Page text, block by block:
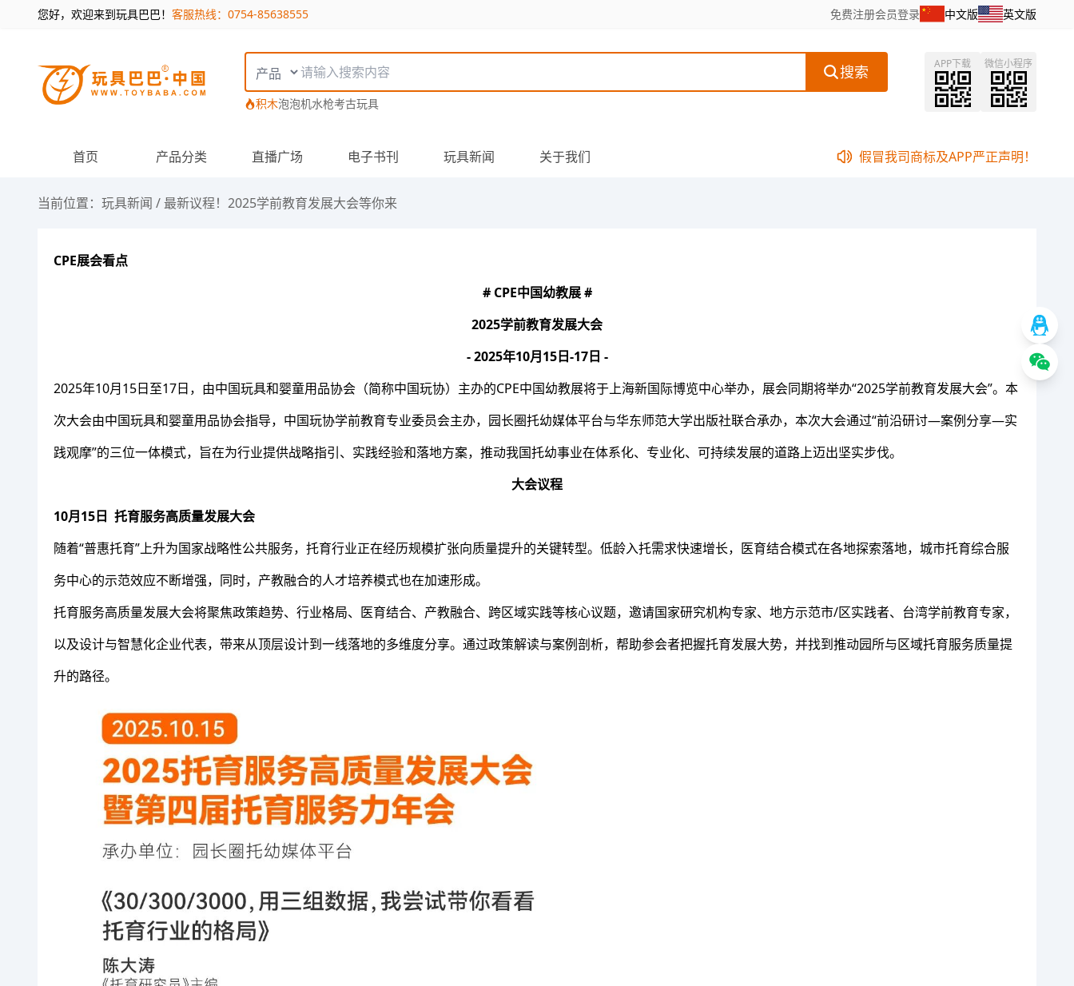
您好，欢迎来到玩具巴巴！ 客服热线：0754-85638555 免费注册会员登录 中文版 英文版
搜索类型 搜索
积木泡泡机水枪考古玩具
APP下载 微信小程序
首页 产品分类 直播广场 电子书刊 玩具新闻 关于我们 假冒我司商标及APP严正声明！
当前位置： 玩具新闻 /最新议程！2025学前教育发展大会等你来
CPE展会看点
# CPE中国幼教展 #
2025学前教育发展大会
- 2025年10月15日-17日 -
2025年10月15日至17日，由中国玩具和婴童用品协会（简称中国玩协）主办的CPE中国幼教展将于上海新国际博览中心举办，展会同期将举办“2025学前教育发展大会”。本
次大会由中国玩具和婴童用品协会指导，中国玩协学前教育专业委员会主办，园长圈托幼媒体平台与华东师范大学出版社联合承办，本次大会通过“前沿研讨—案例分享—实
践观摩”的三位一体模式，旨在为行业提供战略指引、实践经验和落地方案，推动我国托幼事业在体系化、专业化、可持续发展的道路上迈出坚实步伐。
大会议程
10月15日 托育服务高质量发展大会
随着“普惠托育”上升为国家战略性公共服务，托育行业正在经历规模扩张向质量提升的关键转型。低龄入托需求快速增长，医育结合模式在各地探索落地，城市托育综合服
务中心的示范效应不断增强，同时，产教融合的人才培养模式也在加速形成。
托育服务高质量发展大会将聚焦政策趋势、行业格局、医育结合、产教融合、跨区域实践等核心议题，邀请国家研究机构专家、地方示范市/区实践者、台湾学前教育专家，
以及设计与智慧化企业代表，带来从顶层设计到一线落地的多维度分享。通过政策解读与案例剖析，帮助参会者把握托育发展大势，并找到推动园所与区域托育服务质量提
升的路径。